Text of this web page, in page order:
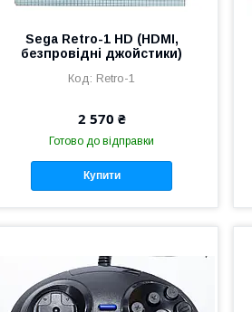
Sega Retro-1 HD (HDMI,
безпровідні джойстики)
Retro-1
2 570 ₴
Готово до відправки
Купити